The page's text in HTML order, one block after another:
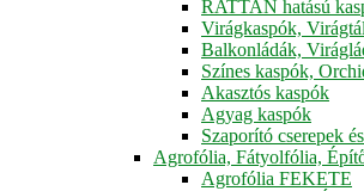
RATTAN hatású
Virágkaspók,
Balkonládák,
Színes kaspók,
Akasztós kaspók
Agyag kaspók
Szaporító cserepek
Agrofólia, Fátyolfólia,
Agrofólia FEKETE